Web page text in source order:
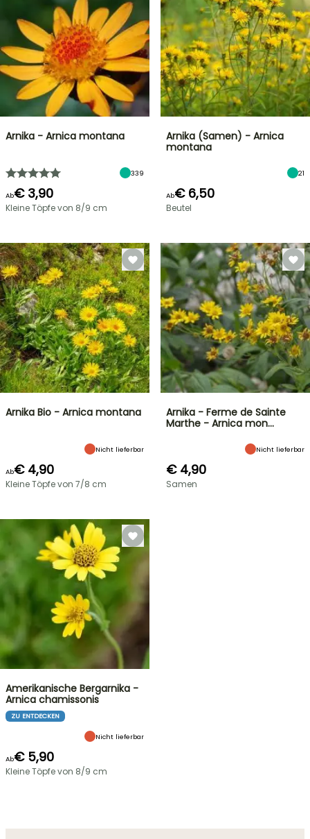
Arnika - Arnica montana
339
Ab€ 3,90
Kleine Töpfe von 8/9 cm
Arnika (Samen) - Arnica
montana
21
Ab€ 6,50
Beutel
Arnika Bio - Arnica montana
Nicht lieferbar
Ab€ 4,90
Kleine Töpfe von 7/8 cm
Arnika - Ferme de Sainte
Marthe - Arnica mon…
Nicht lieferbar
€ 4,90
Samen
Amerikanische Bergarnika -
Arnica chamissonis
ZU ENTDECKEN
Nicht lieferbar
Ab€ 5,90
Kleine Töpfe von 8/9 cm